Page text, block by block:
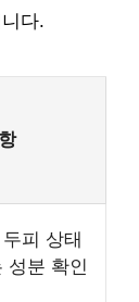
다.
피 상태
성분 확인